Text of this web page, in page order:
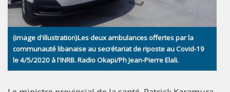
(image d'illustration)Les deux ambulances offertes par la
communauté libanaise au secrétariat de riposte au Covid-19
le 4/5/2020 à l'INRB. Radio Okapi/Ph Jean-Pierre Elali.